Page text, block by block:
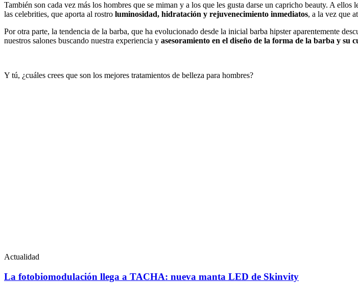
También son cada vez más los hombres que se miman y a los que les gusta darse un capricho beauty. A ellos
las celebrities, que aporta al rostro luminosidad, hidratación y rejuvenecimiento inmediatos, a la vez que
Por otra parte, la tendencia de la barba, que ha evolucionado desde la inicial barba hipster aparentemente
nuestros salones buscando nuestra experiencia y asesoramiento en el diseño de la forma de la barba y su
Y tú, ¿cuáles crees que son los mejores tratamientos de belleza para hombres?
Actualidad
La fotobiomodulación llega a TACHA: nueva manta LED de Skinvity